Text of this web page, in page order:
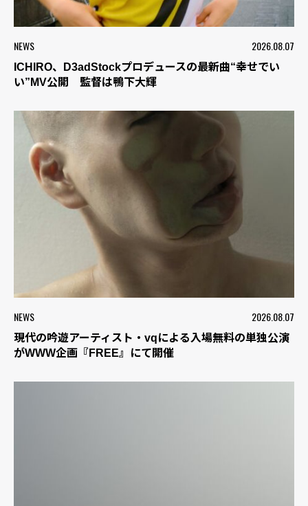
NEWS 2026.08.07
ICHIRO、D3adStockプロデュースの最新曲“幸せでい
い”MV公開 監督は鴨下大輝
NEWS 2026.08.07
現代の吟遊アーティスト・vqによる入場無料の単独公演
がWWW企画『FREE』にて開催